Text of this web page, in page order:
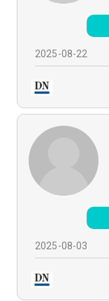
2025-08-22
2025-08-03